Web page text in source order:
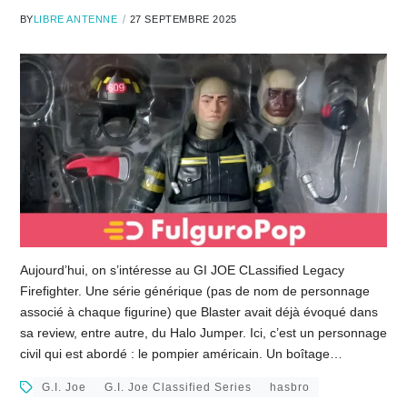
BYLIBRE ANTENNE 27 SEPTEMBRE 2025
Aujourd’hui, on s’intéresse au GI JOE CLassified Legacy
Firefighter. Une série générique (pas de nom de personnage
associé à chaque figurine) que Blaster avait déjà évoqué dans
sa review, entre autre, du Halo Jumper. Ici, c’est un personnage
civil qui est abordé : le pompier américain. Un boîtage…
G.I. Joe G.I. Joe Classified Series hasbro